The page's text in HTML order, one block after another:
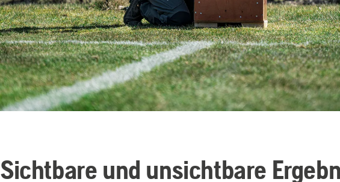
Sichtbare und unsichtbare